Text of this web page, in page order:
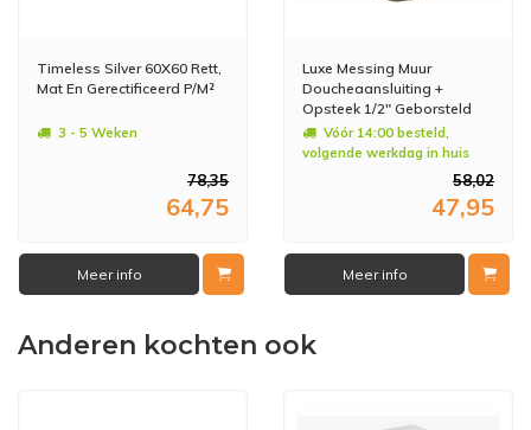
Timeless Silver 60X60 Rett,
Mat En Gerectificeerd P/M²
3 - 5 Weken
78,35
64,75
Meer info
Luxe Messing Muur
Doucheaansluiting +
Opsteek 1/2" Geborsteld
StaalVóór 14:00 besteld,
volgende werkdag in huis
58,02
47,95
Meer info
Anderen kochten ook